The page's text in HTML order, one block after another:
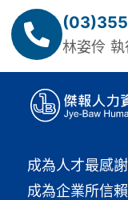
林姿伶
成為人才最感
成為企業所信